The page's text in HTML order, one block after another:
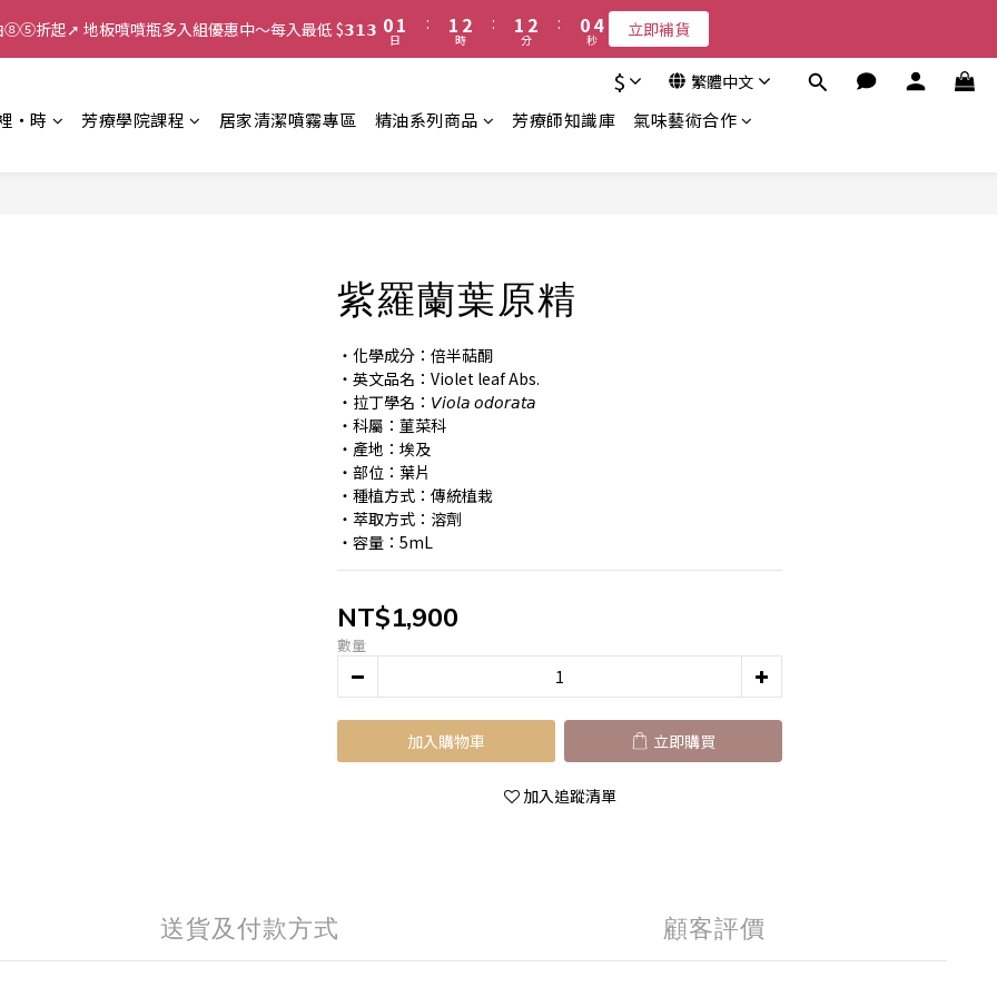
⑧⑤折起➚ 地板噴噴瓶多入組優惠中～每入最低 $𝟯𝟭𝟯 01
0
日
:
1
0
2
1
時
:
1
0
2
1
分
:
03
2
秒 立即補貨
$ 繁體中文
‧時 芳療學院課程 居家清潔噴霧專區 精油系列商品 芳療師知識庫 氣味藝術合作
紫羅蘭葉原精
・化學成分：倍半萜酮
・英文品名：Violet leaf Abs.
・拉丁學名：𝘝𝘪𝘰𝘭𝘢 𝘰𝘥𝘰𝘳𝘢𝘵𝘢
・科屬：菫菜科
・產地：埃及
・部位：葉片
・種植方式：傳統植栽
・萃取方式：溶劑
・容量：5mL
NT$1,900
數量
加入購物車 立即購買
加入追蹤清單
送貨及付款方式 顧客評價